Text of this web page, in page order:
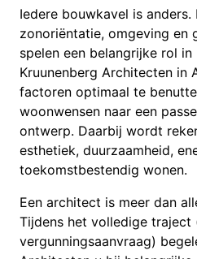
Iedere bouwkavel is anders.
zonoriëntatie, omgeving en
spelen een belangrijke rol
Kruunenberg Architecten in
factoren optimaal te
woonwensen naar een
ontwerp. Daarbij wordt
esthetiek, duurzaamheid,
toekomstbestendig wonen.
Een architect is meer dan
Tijdens het volledige traject
vergunningsaanvraag)